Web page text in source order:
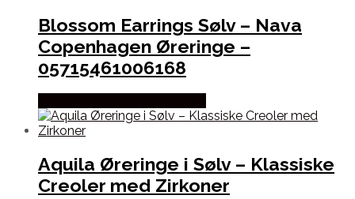
Blossom Earrings Sølv – Nava
Copenhagen Øreringe –
05715461006168
Aquila Øreringe i Sølv – Klassiske
Creoler med Zirkoner